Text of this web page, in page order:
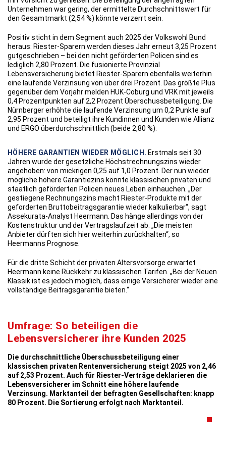
Unternehmen war gering, der ermittelte Durchschnittswert für
den Gesamtmarkt (2,54 %) könnte verzerrt sein.
Positiv sticht in dem Segment auch 2025 der Volkswohl Bund
heraus: Riester-Sparern werden dieses Jahr erneut 3,25 Prozent
gutgeschrieben – bei den nicht geförderten Policen sind es
lediglich 2,80 Prozent. Die fusionierte Provinzial
Lebensversicherung bietet Riester-Sparern ebenfalls weiterhin
eine laufende Verzinsung von über drei Prozent. Das größte Plus
gegenüber dem Vorjahr melden HUK-Coburg und VRK mit jeweils
0,4 Prozentpunkten auf 2,2 Prozent Überschussbeteiligung. Die
Nürnberger erhöhte die laufende Verzinsung um 0,2 Punkte auf
2,95 Prozent und beteiligt ihre Kundinnen und Kunden wie Allianz
und ERGO überdurchschnittlich (beide 2,80 %).
HÖHERE GARANTIEN WIEDER MÖGLICH. Erstmals seit 30
Jahren wurde der gesetzliche Höchstrechnungszins wieder
angehoben: von mickrigen 0,25 auf 1,0 Prozent. Der nun wieder
mögliche höhere Garantiezins könnte klassischen privaten und
staatlich geförderten Policen neues Leben einhauchen. „Der
gestiegene Rechnungszins macht Riester-Produkte mit der
geforderten Bruttobeitragsgarantie wieder kalkulierbar“, sagt
Assekurata-Analyst Heermann. Das hänge allerdings von der
Kostenstruktur und der Vertragslaufzeit ab. „Die meisten
Anbieter dürften sich hier weiterhin zurückhalten“, so
Heermanns Prognose.
Für die dritte Schicht der privaten Altersvorsorge erwartet
Heermann keine Rückkehr zu klassischen Tarifen. „Bei der Neuen
Klassik ist es jedoch möglich, dass einige Versicherer wieder eine
vollständige Beitragsgarantie bieten.“
Umfrage: So beteiligen die
Lebensversicherer ihre Kunden 2025
Die durchschnittliche Überschussbeteiligung einer
klassischen privaten Rentenversicherung steigt 2025 von 2,46
auf 2,53 Prozent. Auch für Riester-Verträge deklarieren die
Lebensversicherer im Schnitt eine höhere laufende
Verzinsung. Marktanteil der befragten Gesellschaften: knapp
80 Prozent. Die Sortierung erfolgt nach Marktanteil.